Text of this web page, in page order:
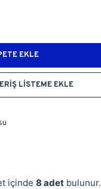
EKLE
LISTEME EKLE
içinde 8 adet bulunur.